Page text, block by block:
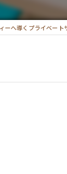
ーへ導くプライベート